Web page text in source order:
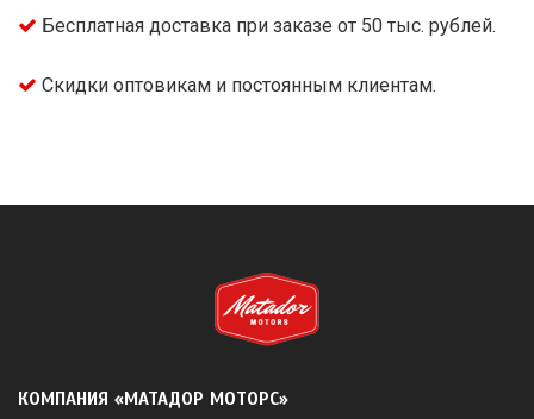
Бесплатная доставка при заказе от 50 тыс. рублей.
Скидки оптовикам и постоянным клиентам.
КОМПАНИЯ «МАТАДОР МОТОРС»